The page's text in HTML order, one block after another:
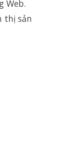
Web.
thị sản